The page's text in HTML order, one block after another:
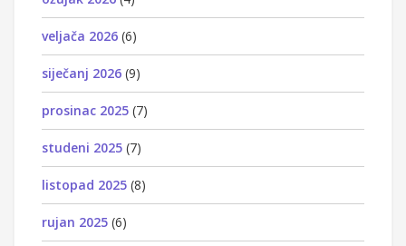
veljača 2026 (6)
siječanj 2026 (9)
prosinac 2025 (7)
studeni 2025 (7)
listopad 2025 (8)
rujan 2025 (6)